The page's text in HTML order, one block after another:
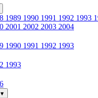
1989 1990 1991 1992 1993
2001 2002 2003 2004
1990 1991 1992 1993
1993
▾